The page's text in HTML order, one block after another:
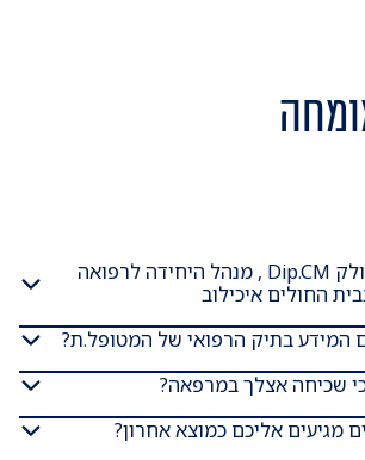
ראיון עם גיא פולק Dip.CM , מנהל היחידה לרפואה
החולים איכילוב
המידע בתיק הרפואי של המטופל.ת?
שכיחה אצלך במרפאה?
מגיעים אליכם כמוצא אחרון?